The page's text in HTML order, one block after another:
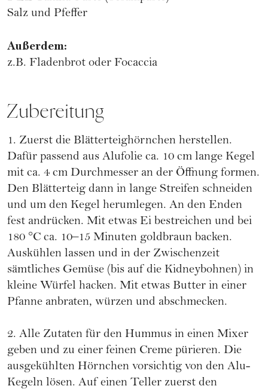
Salz und Pfeffer
Außerdem:
z.B. Fladenbrot oder Focaccia
Zubereitung
1. Zuerst die Blätterteighörnchen herstellen.
Dafür passend aus Alufolie ca. 10 cm lange Kegel
mit ca. 4 cm Durchmesser an der Öffnung formen.
Den Blätterteig dann in lange Streifen schneiden
und um den Kegel herumlegen. An den Enden
fest andrücken. Mit etwas Ei bestreichen und bei
180 °C ca. 10–15 Minuten goldbraun backen.
Auskühlen lassen und in der Zwischenzeit
sämtliches Gemüse (bis auf die Kidneybohnen) in
kleine Würfel hacken. Mit etwas Butter in einer
Pfanne anbraten, würzen und abschmecken.
2. Alle Zutaten für den Hummus in einen Mixer
geben und zu einer feinen Creme pürieren. Die
ausgekühlten Hörnchen vorsichtig von den Alu-
Kegeln lösen. Auf einen Teller zuerst den